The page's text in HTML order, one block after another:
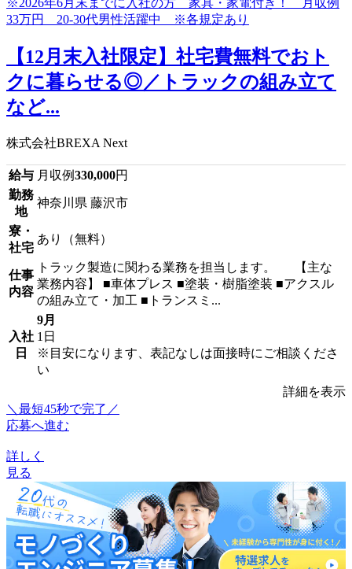
【12月末入社限定】社宅費無料でおト
クに暮らせる◎／トラックの組み立て
など...
株式会社BREXA Next
給与 月収例330,000円
勤務
地
神奈川県 藤沢市
寮・
社宅
あり（無料）
仕事
内容
トラック製造に関わる業務を担当します。 【主な
業務内容】 ■車体プレス ■塗装・樹脂塗装 ■アクスル
の組み立て・加工 ■トランスミ...
入社
日
9月
1日
※目安になります、表記なしは面接時にご相談くださ
い
詳細を表示
＼最短45秒で完了／
応募へ進む
詳しく
見る